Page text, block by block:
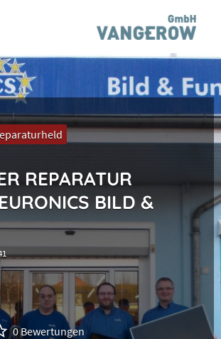
REPARATUR
BILD &
0 Bewertungen